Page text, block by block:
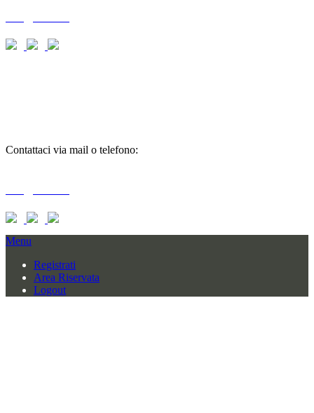
Contattaci via mail o telefono:
Menu
Registrati
Area Riservata
Logout